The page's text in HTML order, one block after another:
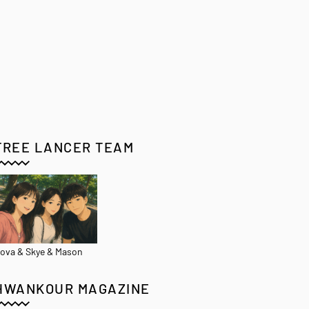
LANCER TEAM
& Skye & Mason
MAGAZINE